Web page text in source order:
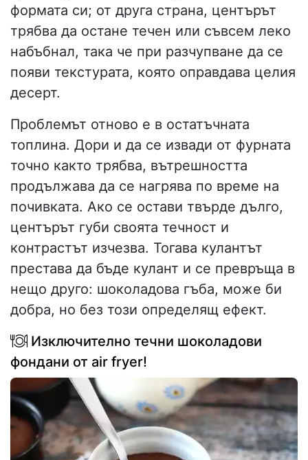
формата си; от друга страна, центърът
трябва да остане течен или съвсем леко
набъбнал, така че при разчупване да се
появи текстурата, която оправдава целия
десерт.
Проблемът отново е в остатъчната
топлина. Дори и да се извади от фурната
точно както трябва, вътрешността
продължава да се нагрява по време на
почивката. Ако се остави твърде дълго,
центърът губи своята течност и
контрастът изчезва. Тогава кулантът
престава да бъде кулант и се превръща в
нещо друго: шоколадова гъба, може би
добра, но без този определящ ефект.
Изключително течни шоколадови
фондани от air fryer!